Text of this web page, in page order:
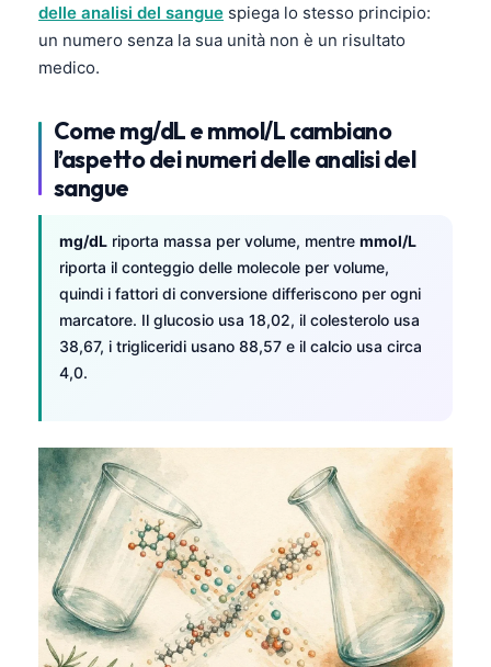
delle analisi del sangue spiega lo stesso principio:
un numero senza la sua unità non è un risultato
medico.
Come mg/dL e mmol/L cambiano
l’aspetto dei numeri delle analisi del
sangue
mg/dL riporta massa per volume, mentre mmol/L
riporta il conteggio delle molecole per volume,
quindi i fattori di conversione differiscono per ogni
marcatore. Il glucosio usa 18,02, il colesterolo usa
38,67, i trigliceridi usano 88,57 e il calcio usa circa
4,0.